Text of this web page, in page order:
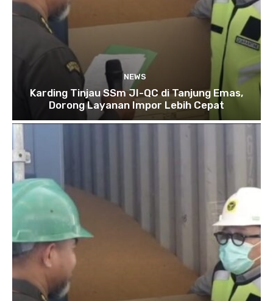
NEWS
Karding Tinjau SSm JI-QC di Tanjung Emas,
Dorong Layanan Impor Lebih Cepat